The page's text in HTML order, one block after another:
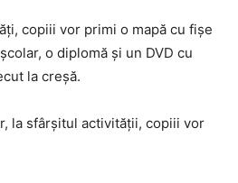
copiii vor primi o mapă cu fișe
o diplomă și un DVD cu
la creșă.
la sfârșitul activității, copiii vor